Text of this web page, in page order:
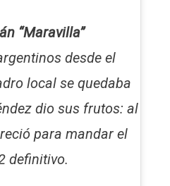
“Maravilla”
desde el
local se quedaba
dio sus frutos: al
para mandar el
definitivo.